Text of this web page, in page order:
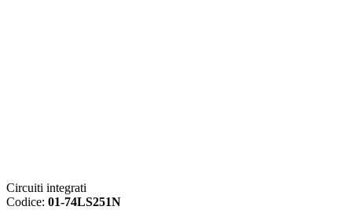
Circuiti integrati
Codice: 01-74LS251N